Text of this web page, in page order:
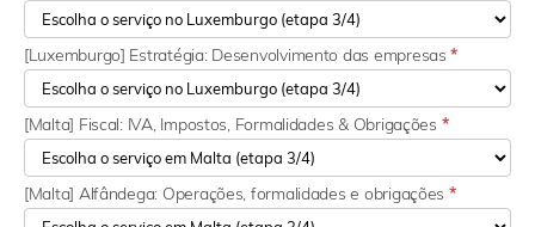
[Luxemburgo] Estratégia: Desenvolvimento das empresas*
[Malta] Fiscal: IVA, Impostos, Formalidades & Obrigações *
[Malta] Alfândega: Operações, formalidades e obrigações *